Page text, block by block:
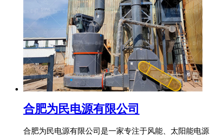
合肥为民电源有限公司
合肥为民电源有限公司是一家专注于风能、太阳能电源